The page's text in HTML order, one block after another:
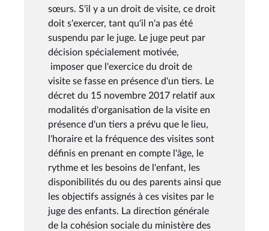
sœurs. S'il y a un droit de visite, ce droit
doit s'exercer, tant qu'il n'a pas été
suspendu par le juge. Le juge peut par
décision spécialement motivée,
imposer que l'exercice du droit de
visite se fasse en présence d'un tiers. Le
décret du 15 novembre 2017 relatif aux
modalités d'organisation de la visite en
présence d'un tiers a prévu que le lieu,
l'horaire et la fréquence des visites sont
définis en prenant en compte l'âge, le
rythme et les besoins de l'enfant, les
disponibilités du ou des parents ainsi que
les objectifs assignés à ces visites par le
juge des enfants. La direction générale
de la cohésion sociale du ministère des